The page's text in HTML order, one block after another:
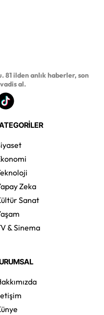
81 ilden anlık haberler, son
al.
Zeka
Sanat
& Sinema